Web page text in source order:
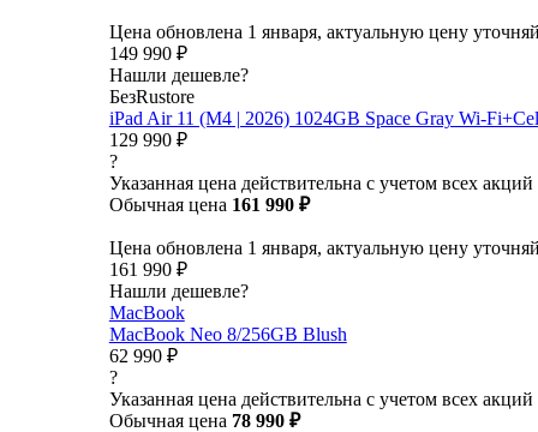
Цена обновлена 1 января, актуальную цену
149 990 ₽
Нашли дешевле?
БезRustore
iPad Air 11 (M4 | 2026) 1024GB Space Gray Wi-
129 990 ₽
?
Указанная цена действительна с учетом всех акций
Обычная цена 161 990 ₽
Цена обновлена 1 января, актуальную цену
161 990 ₽
Нашли дешевле?
MacBook
MacBook Neo 8/256GB Blush
62 990 ₽
?
Указанная цена действительна с учетом всех акций
Обычная цена 78 990 ₽